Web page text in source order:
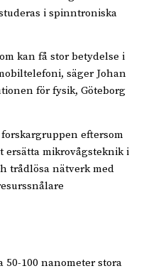
i spinntroniska
kan få stor betydelse i
säger Johan
för fysik, Göteborg
eftersom
mikrovågsteknik i
trådlösa nätverk med
50-100 nanometer stora